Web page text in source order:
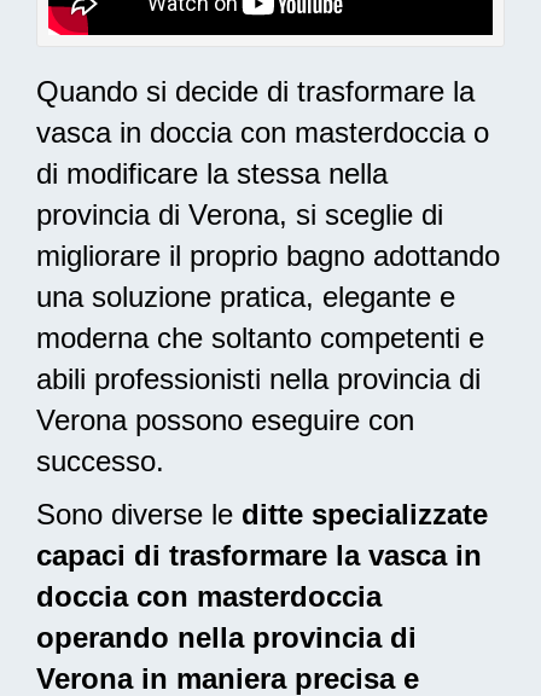
Quando si decide di trasformare la
vasca in doccia con masterdoccia o
di modificare la stessa nella
provincia di Verona, si sceglie di
migliorare il proprio bagno adottando
una soluzione pratica, elegante e
modernache soltanto competenti e
abili professionisti nella provincia di
Verona possono eseguire con
successo.
Sono diverse le ditte specializzate
capaci di trasformare la vasca in
doccia con masterdoccia
operando nella provincia di
Verona in maniera precisa e